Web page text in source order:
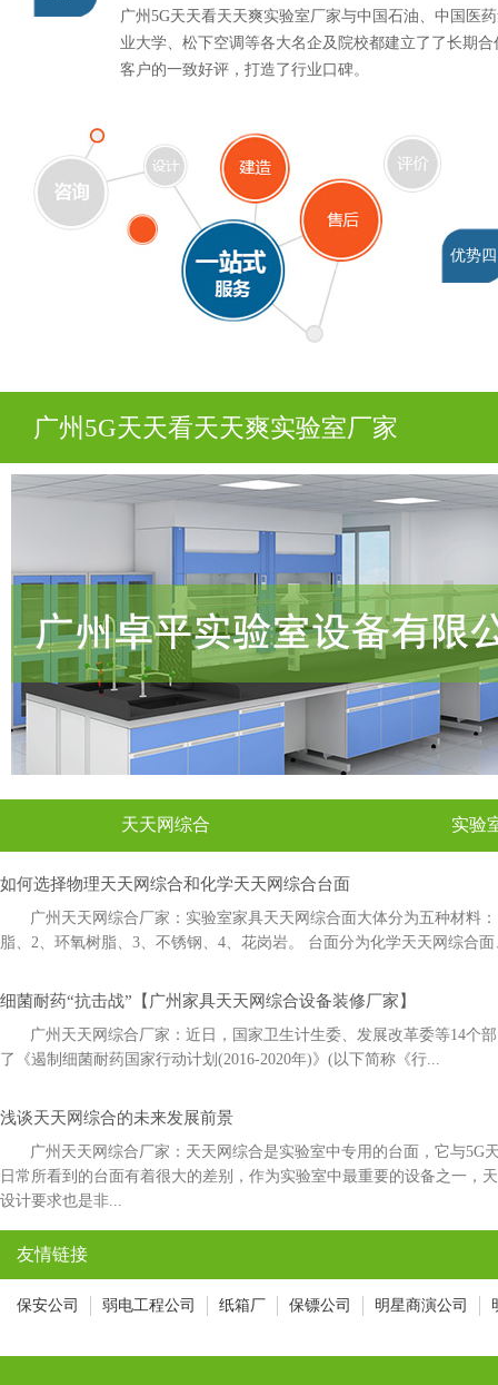
广州5G天天看天天爽实验室厂家与中国石油、中国医药
业大学、松下空调等各大名企及院校都建立了了长期合
客户的一致好评，打造了行业口碑。
优势四
广州5G天天看天天爽实验室厂家
天天网综合 实验
如何选择物理天天网综合和化学天天网综合台面
广州天天网综合厂家：实验室家具天天网综合面大体分为五种材料：
脂、2、环氧树脂、3、不锈钢、4、花岗岩。 台面分为化学天天网综合
细菌耐药“抗击战”【广州家具天天网综合设备装修厂家】
广州天天网综合厂家：近日，国家卫生计生委、发展改革委等14个
了《遏制细菌耐药国家行动计划(2016-2020年)》(以下简称《行...
浅谈天天网综合的未来发展前景
广州天天网综合厂家：天天网综合是实验室中专用的台面，它与
日常所看到的台面有着很大的差别，作为实验室中最重要的设备之一，
设计要求也是非...
友情链接
保安公司 弱电工程公司 纸箱厂 保镖公司 明星商演公司